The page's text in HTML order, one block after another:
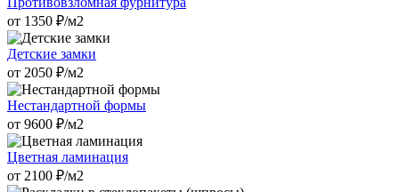
от 1350 ₽/м2
Детские замки
от 2050 ₽/м2
Нестандартной формы
от 9600 ₽/м2
Цветная ламинация
от 2100 ₽/м2